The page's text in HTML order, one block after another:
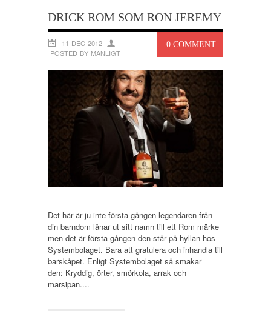
DRICK ROM SOM RON JEREMY
0 COMMENT
11 DEC 2012
POSTED BY MANLIGT
Det här är ju inte första gången legendaren från
din barndom lånar ut sitt namn till ett Rom märke
men det är första gången den står på hyllan hos
Systembolaget. Bara att gratulera och inhandla till
barskåpet. Enligt Systembolaget så smakar
den: Kryddig, örter, smörkola, arrak och
marsipan....